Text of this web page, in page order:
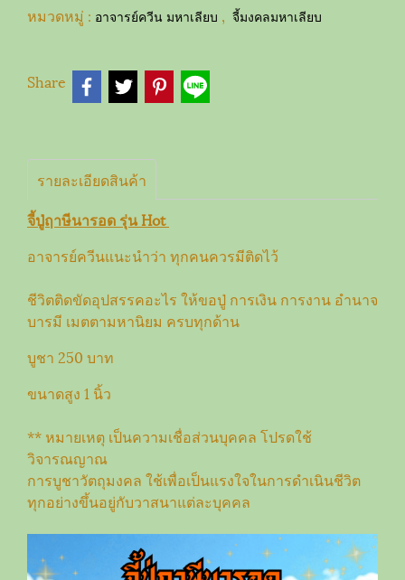
หมวดหมู่ : อาจารย์ควีน มหาเลียบ , จี้มงคลมหาเลียบ
Share
รายละเอียดสินค้า
จี้ปู่ฤาษีนารอด รุ่น Hot
อาจารย์ควีนแนะนำว่า ทุกคนควรมีติดไว้
ชีวิตติดขัดอุปสรรคอะไร ให้ขอปู่ การเงิน การงาน อำนาจ
บารมี เมตตามหานิยม ครบทุกด้าน
บูชา 250 บาท
ขนาดสูง 1 นิ้ว
** หมายเหตุ เป็นความเชื่อส่วนบุคคล โปรดใช้
วิจารณญาณ
การบูชาวัตถุมงคล ใช้เพื่อเป็นแรงใจในการดำเนินชีวิต
ทุกอย่างขึ้นอยู่กับวาสนาแต่ละบุคคล